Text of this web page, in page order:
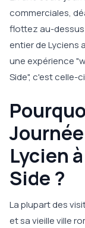
commerciales,
flottez au-dessus
entier de Lyciens
une expérience
Side", c'est celle-
Lycien
Side ?
La plupart des
et sa vieille ville